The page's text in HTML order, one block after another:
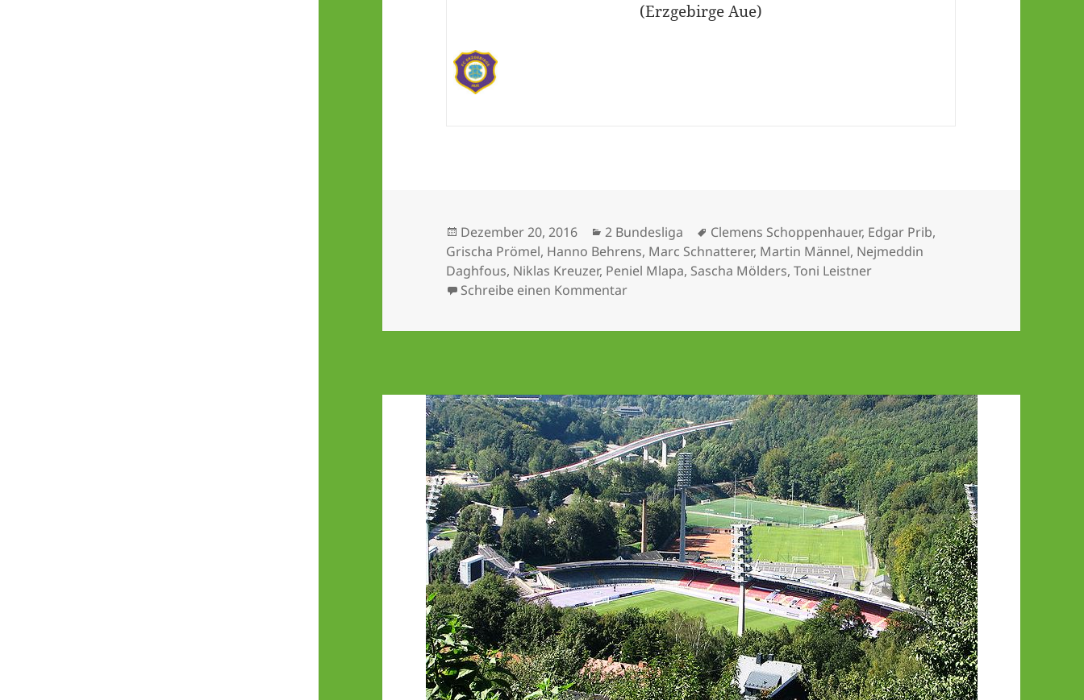
(Erzgebirge Aue)
Veröffentlicht
am
Dezember 20, 2016 Kategorien
2 Bundesliga Schlagwörter
Clemens Schoppenhauer, Edgar Prib,
Grischa Prömel, Hanno Behrens, Marc Schnatterer, Martin Männel, Nejmeddin
Daghfous, Niklas Kreuzer, Peniel Mlapa, Sascha Mölders,Toni Leistner
Schreibe einen Kommentarzu Sechsmal Untentschieden – Hanno Behrens in Elf der Runde